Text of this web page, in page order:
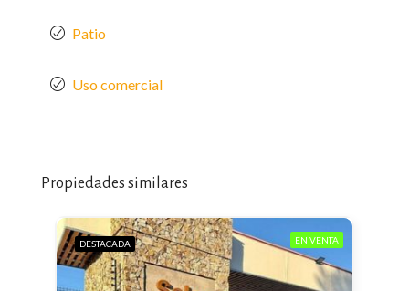
Patio
Uso comercial
Propiedades similares
DESTACADA EN VENTA